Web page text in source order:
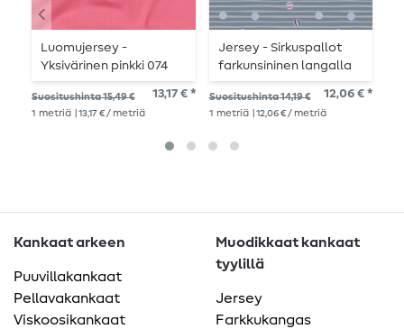
Luomujersey -
Yksivärinen pinkki 074
Suositushinta 15,49 € 13,17 € *
1 metriä | 13,17 € / metriä
Jersey - Sirkuspallot
farkunsininen langalla
värjätty
Suositushinta 14,19 € 12,06 € *
1 metriä | 12,06 € / metriä
Kankaat arkeen
Puuvillakankaat
Pellavakankaat
Viskoosikankaat
Muodikkaat kankaat
tyylillä
Jersey
Farkkukangas